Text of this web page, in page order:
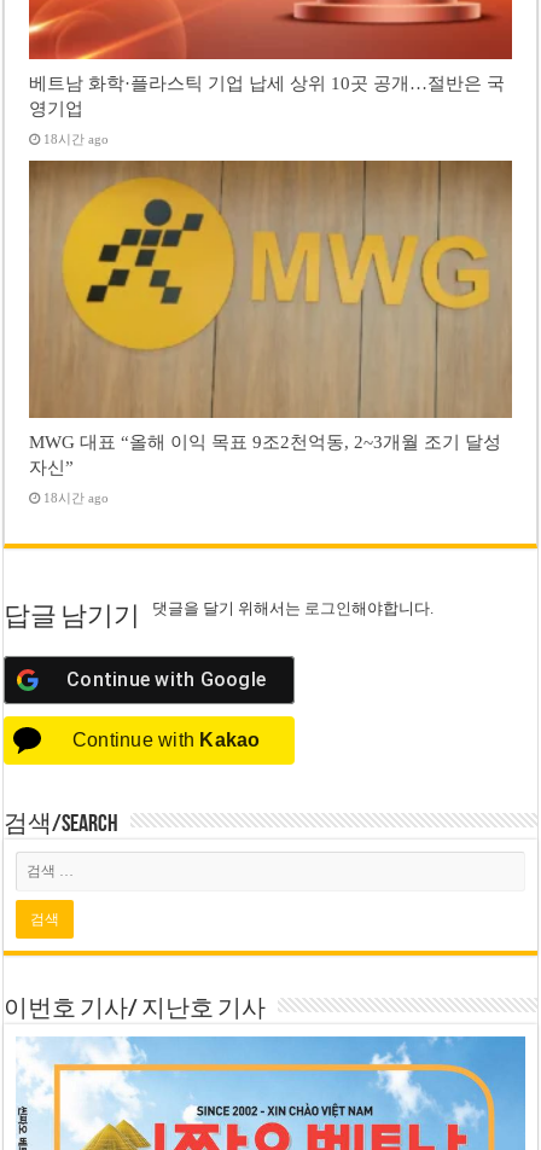
베트남 화학·플라스틱 기업 납세 상위 10곳 공개…절반은 국
영기업
18시간 ago
MWG 대표 “올해 이익 목표 9조2천억동, 2~3개월 조기 달성
자신”
18시간 ago
답글 남기기 댓글을 달기 위해서는 로그인해야합니다.
Continue with Google
Continue with Kakao
검색/Search
이번호 기사/ 지난호 기사